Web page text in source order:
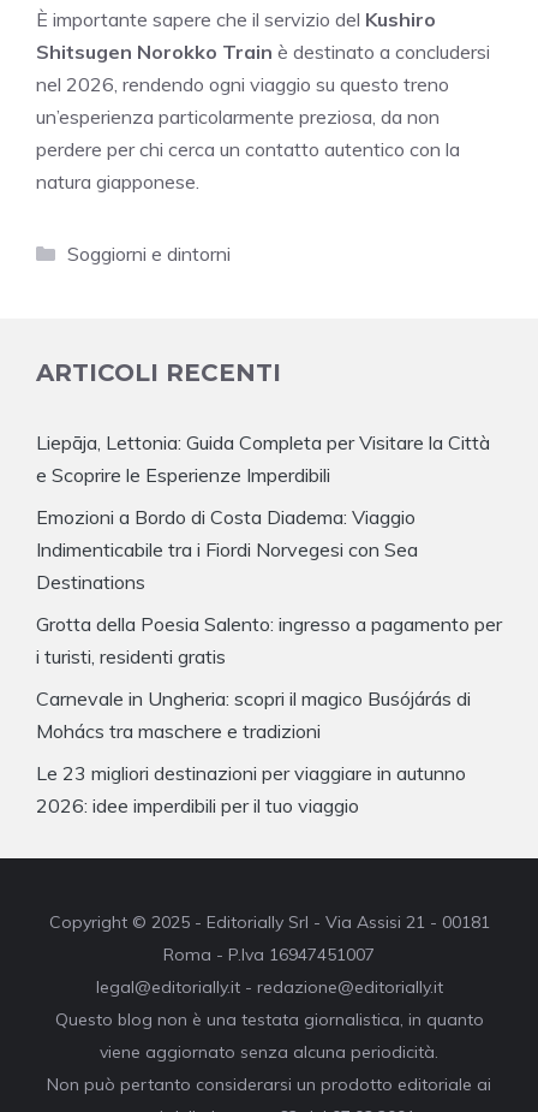
È importante sapere che il servizio del Kushiro
Shitsugen Norokko Train è destinato a concludersi
nel 2026, rendendo ogni viaggio su questo treno
un’esperienza particolarmente preziosa, da non
perdere per chi cerca un contatto autentico con la
natura giapponese.
Categorie
Soggiorni e dintorni
ARTICOLI RECENTI
Liepāja, Lettonia: Guida Completa per Visitare la Città
e Scoprire le Esperienze Imperdibili
Emozioni a Bordo di Costa Diadema: Viaggio
Indimenticabile tra i Fiordi Norvegesi con Sea
Destinations
Grotta della Poesia Salento: ingresso a pagamento per
i turisti, residenti gratis
Carnevale in Ungheria: scopri il magico Busójárás di
Mohács tra maschere e tradizioni
Le 23 migliori destinazioni per viaggiare in autunno
2026: idee imperdibili per il tuo viaggio
Copyright © 2025 - Editorially Srl - Via Assisi 21 - 00181
Roma - P.Iva 16947451007
legal@editorially.it - redazione@editorially.it
Questo blog non è una testata giornalistica, in quanto
viene aggiornato senza alcuna periodicità.
Non può pertanto considerarsi un prodotto editoriale ai